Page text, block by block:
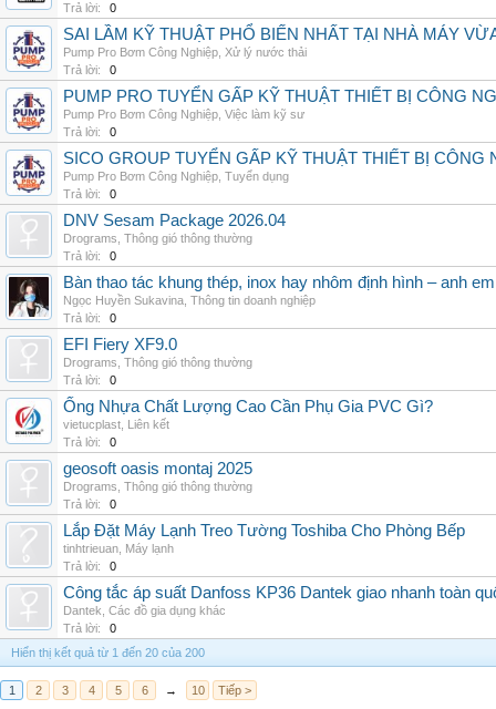
Trả lời:
0
SAI LẦM KỸ THUẬT PHỔ BIẾN NHẤT TẠI NHÀ MÁY
Pump Pro Bơm Công Nghiệp Xử lý nước thải
Trả lời:
0
PUMP PRO TUYỂN GẤP KỸ THUẬT THIẾT BỊ CÔNG
Pump Pro Bơm Công Nghiệp Việc làm kỹ sư
Trả lời:
0
SICO GROUP TUYỂN GẤP KỸ THUẬT THIẾT BỊ CÔNG
Pump Pro Bơm Công Nghiệp Tuyển dụng
Trả lời:
0
DNV Sesam Package 2026.04
Drograms Thông gió thông thường
Trả lời:
0
Bàn thao tác khung thép, inox hay nhôm định hình – anh
Ngọc Huyền Sukavina Thông tin doanh nghiệp
Trả lời:
0
EFI Fiery XF9.0
Drograms Thông gió thông thường
Trả lời:
0
Ống Nhựa Chất Lượng Cao Cần Phụ Gia PVC Gì?
vietucplast Liên kết
Trả lời:
0
geosoft oasis montaj 2025
Drograms Thông gió thông thường
Trả lời:
0
Lắp Đặt Máy Lạnh Treo Tường Toshiba Cho Phòng Bếp
tinhtrieuan Máy lạnh
Trả lời:
0
Công tắc áp suất Danfoss KP36 Dantek giao nhanh toàn
Dantek Các đồ gia dụng khác
Trả lời:
0
Hiển thị kết quả từ 1 đến 20 của 200
1 2 3 4 5 6 → 10 Tiếp >